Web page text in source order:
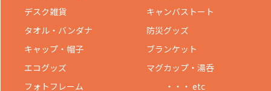
デスク雑貨
キャンバストート
タオル・バンダナ
防災グッズ
キャップ・帽子
ブランケット
エコグッズ
マグカップ・湯呑
フォトフレーム
・・・ etc